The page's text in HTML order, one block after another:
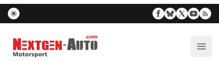
Nextgen-Auto.com